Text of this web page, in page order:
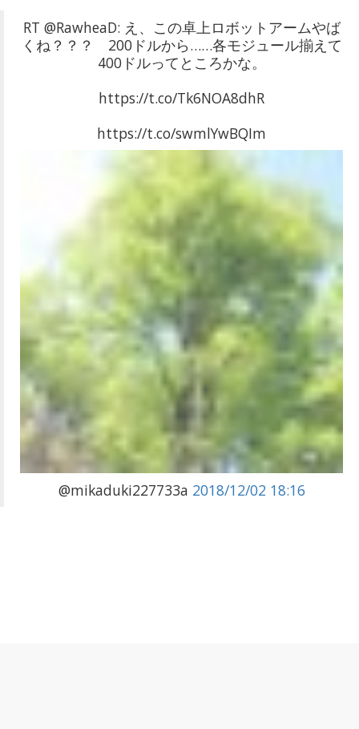
RT @RawheaD: え、この卓上ロボットアームやば
くね？？？ 200ドルから……各モジュール揃えて
400ドルってところかな。
https://t.co/Tk6NOA8dhR
https://t.co/swmlYwBQIm
@mikaduki227733a 2018/12/02 18:16